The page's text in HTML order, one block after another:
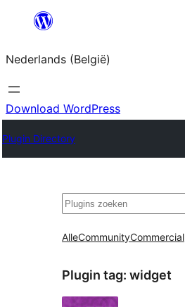
Spring
de
inhoud
Nederlands (België)
Download WordPress
Plugin Directory
Zoeken
AlleCommunityCommercial
Plugin tag: widget